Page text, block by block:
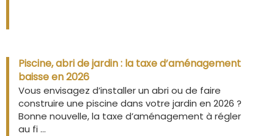
Piscine, abri de jardin : la taxe d’aménagement
baisse en 2026
Vous envisagez d’installer un abri ou de faire
construire une piscine dans votre jardin en 2026 ?
Bonne nouvelle, la taxe d’aménagement à régler
au fi ...